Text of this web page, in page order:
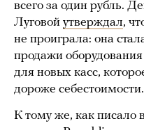
всего за один рубль.
Луговой утверждал,
не проиграла: она
продажи
для новых касс,
дороже себестоимости.
К тому же, как писало